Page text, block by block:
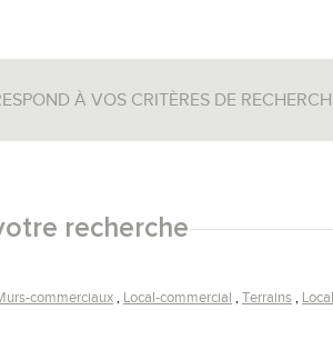
À VOS CRITÈRES DE
recherche
commerciaux Local-commercial Terrains